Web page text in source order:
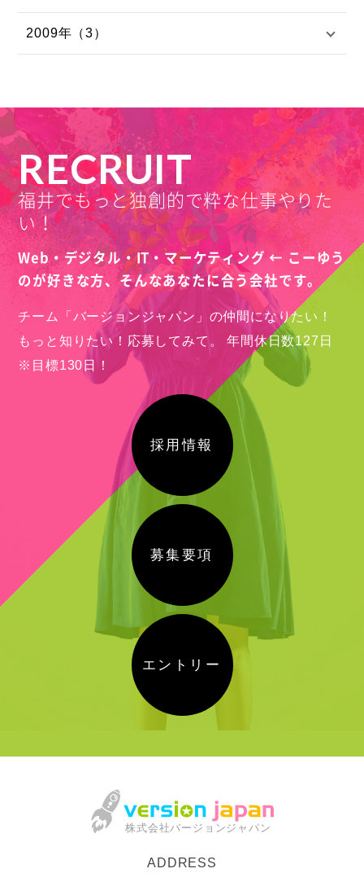
2009年（3）
RECRUIT
福井でもっと独創的で粋な仕事やりた
い！
Web・デジタル・IT・マーケティング ← こーゆう
のが好きな方、そんなあなたに合う会社です。
チーム「バージョンジャパン」の仲間になりたい！
もっと知りたい！応募してみて。
年間休日数127日
※目標130日！
採用情報
募集要項
エントリー
株式会社バージョンジャパン
ADDRESS